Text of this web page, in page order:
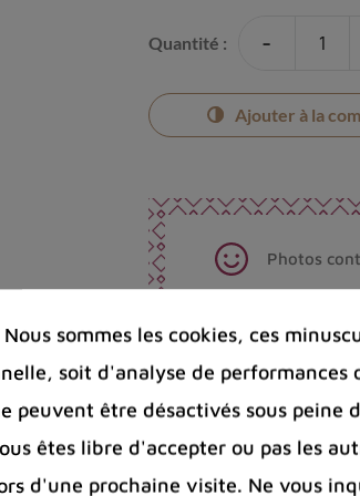
Quantité : -
Ajouter à la
Photos
Port offert
Bijoux
sommes les cookies, ces
soit d'analyse de performances
peuvent être désactivés sous peine
êtes libre d'accepter ou pas les
d'une prochaine visite. Ne vous